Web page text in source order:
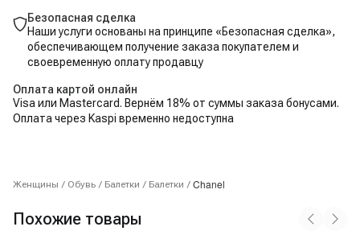
Безопасная сделка
Наши услуги основаны на принципе «Безопасная сделка»,
обеспечивающем получение заказа покупателем и
своевременную оплату продавцу
Оплата картой онлайн
Visa или Mastercard. Вернём 18% от суммы заказа бонусами.
Оплата через Kaspi временно недоступна
Женщины / Обувь / Балетки / Балетки / Chanel
Похожие товары